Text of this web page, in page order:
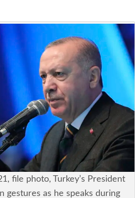
file photo, Turkey’s President
gestures as he speaks during